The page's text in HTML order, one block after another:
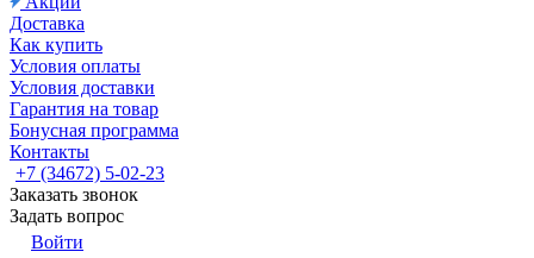
Доставка
Как купить
Условия оплаты
Условия доставки
Гарантия на товар
Бонусная программа
Контакты
+7 (34672) 5-02-23
Заказать звонок
Задать вопрос
Войти